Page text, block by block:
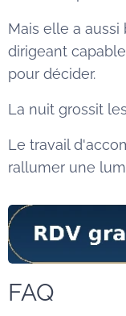
Mais elle a
dirigeant
pour décider.
La nuit grossit
Le travail
rallumer une
FAQ